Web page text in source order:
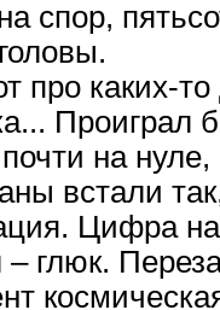
спор,
про каких-
Проиграл
на
встали
Цифра на
глюк.